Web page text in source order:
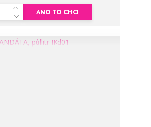
ANO TO CHCI